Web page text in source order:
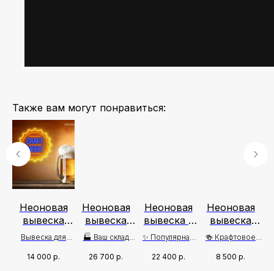
Также вам могут понравиться:
Неоновая
вывеска
Craft Beer
Вывеска для
Пивного
14 000 р.
Неоновая
вывеска
Пивной
🏭 Ваш склад
26 700 р.
Неоновая
вывеска -
Бокал и
Пива в
✨ Популярная
подсветка для
22 400 р.
Неоновая
вывеска
Пиво крафт
🍻 Крафтовое
искусство!
8 500 р.